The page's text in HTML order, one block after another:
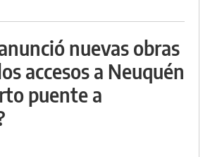
nuevas obras
accesos a Neuquén
puente a